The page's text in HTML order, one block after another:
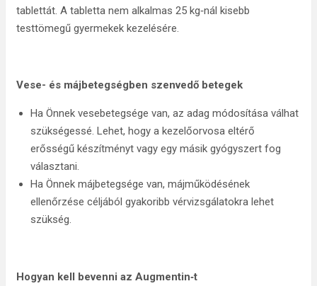
tablettát. A tabletta nem alkalmas 25 kg‑nál kisebb
testtömegű gyermekek kezelésére.
Vese- és májbetegségben szenvedő betegek
Ha Önnek vesebetegsége van, az adag módosítása válhat
szükségessé. Lehet, hogy a kezelőorvosa eltérő
erősségű készítményt vagy egy másik gyógyszert fog
választani.
Ha Önnek májbetegsége van, májműködésének
ellenőrzése céljából gyakoribb vérvizsgálatokra lehet
szükség.
Hogyan kell bevenni az Augmentin‑t